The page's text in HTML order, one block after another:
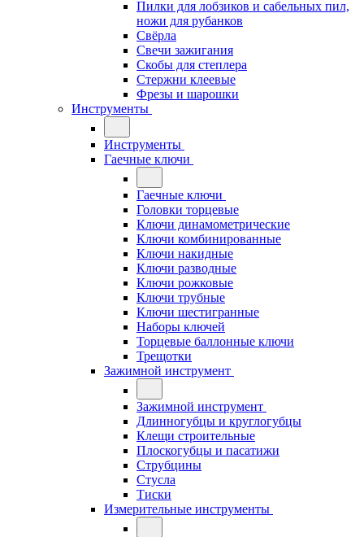
Пилки для лобзиков и сабельных пил,
ножи для рубанков
Свёрла
Свечи зажигания
Скобы для степлера
Стержни клеевые
Фрезы и шарошки
Инструменты
Инструменты
Гаечные ключи
Гаечные ключи
Головки торцевые
Ключи динамометрические
Ключи комбинированные
Ключи накидные
Ключи разводные
Ключи рожковые
Ключи трубные
Ключи шестигранные
Наборы ключей
Торцевые баллонные ключи
Трещотки
Зажимной инструмент
Зажимной инструмент
Длинногубцы и круглогубцы
Клещи строительные
Плоскогубцы и пасатижи
Струбцины
Стусла
Тиски
Измерительные инструменты